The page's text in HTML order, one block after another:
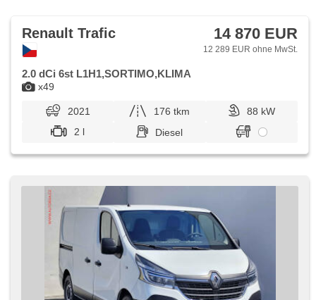
x49
Renault Trafic 14 870 EUR
12 289 EUR ohne MwSt.
2.0 dCi 6st L1H1,SORTIMO,KLIMA
2021 176 tkm
88 kW
2 l
Diesel